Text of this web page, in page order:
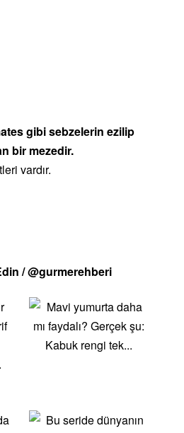
gibi sebzelerin ezilip
bir mezedir.
vardır.
/ @gurmerehberi